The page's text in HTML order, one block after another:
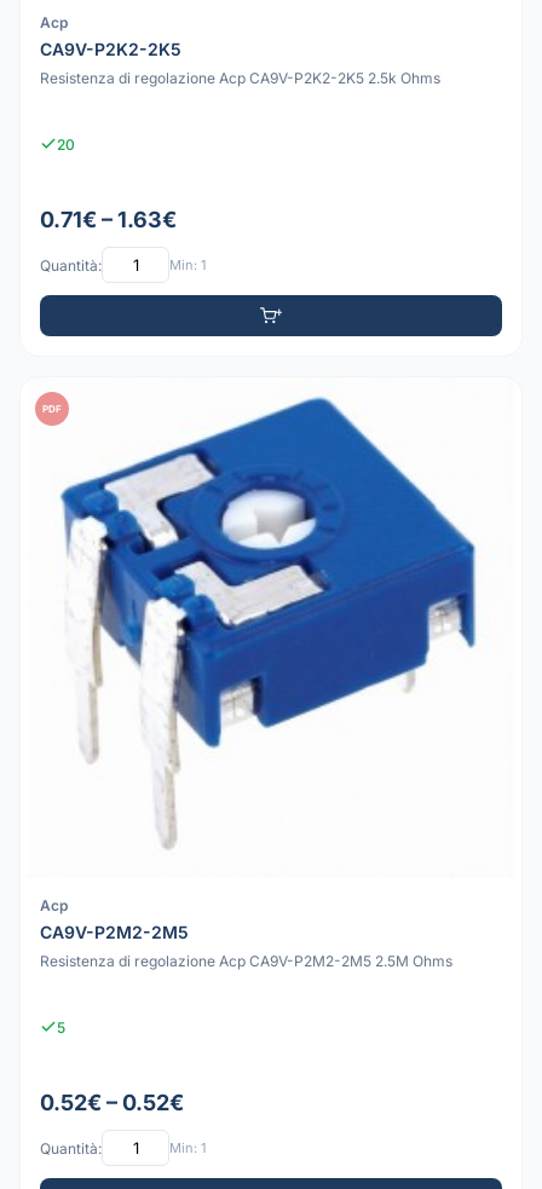
Acp
CA9V-P2K2-2K5
Resistenza di regolazione Acp CA9V-P2K2-2K5 2.5k Ohms
20
0.71€ – 1.63€
Quantità: Min: 1
PDF
Acp
CA9V-P2M2-2M5
Resistenza di regolazione Acp CA9V-P2M2-2M5 2.5M Ohms
5
0.52€ – 0.52€
Quantità: Min: 1